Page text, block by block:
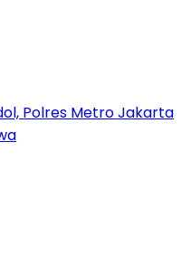
Polres Metro Jakarta